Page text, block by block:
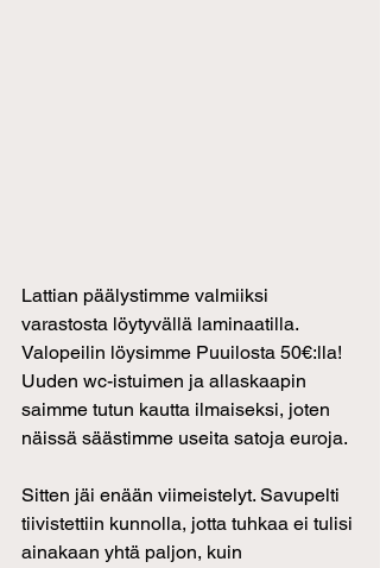
Lattian päälystimme valmiiksi
varastosta löytyvällä laminaatilla.
Valopeilin löysimme Puuilosta 50€:lla!
Uuden wc-istuimen ja allaskaapin
saimme tutun kautta ilmaiseksi, joten
näissä säästimme useita satoja euroja.
Sitten jäi enään viimeistelyt. Savupelti
tiivistettiin kunnolla, jotta tuhkaa ei tulisi
ainakaan yhtä paljon, kuin